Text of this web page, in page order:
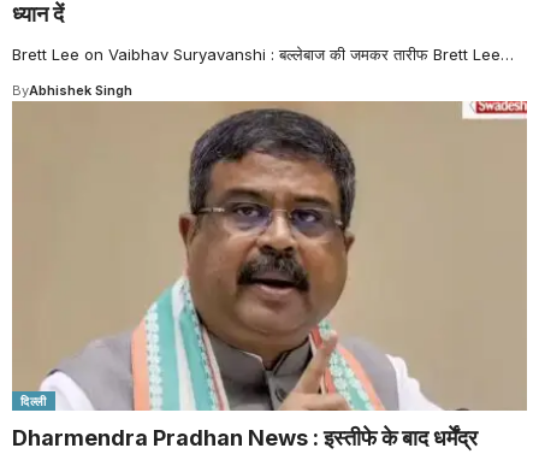
ध्यान दें
Brett Lee on Vaibhav Suryavanshi : बल्लेबाज की जमकर तारीफ Brett Lee…
ByAbhishek Singh
दिल्ली
Dharmendra Pradhan News : इस्तीफे के बाद धर्मेंद्र